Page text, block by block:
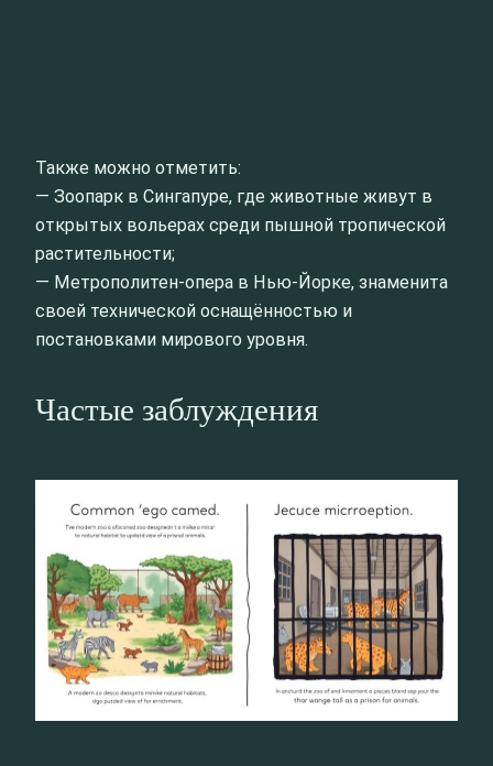
Также можно отметить:
— Зоопарк в Сингапуре, где животные живут в
открытых вольерах среди пышной тропической
растительности;
— Метрополитен-опера в Нью-Йорке, знаменита
своей технической оснащённостью и
постановками мирового уровня.
Частые заблуждения